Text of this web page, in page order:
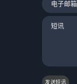
发送短讯